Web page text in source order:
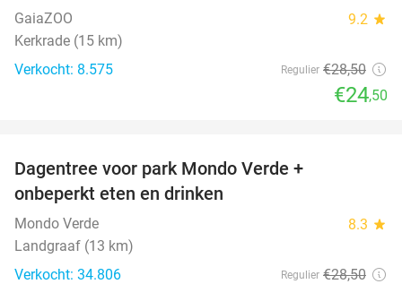
GaiaZOO 9.2 star
Kerkrade (15 km)
Verkocht: 8.575
Regulier €28,50
€24,50
Dagentree voor park Mondo Verde +
onbeperkt eten en drinken
Mondo Verde 8.3 star
Landgraaf (13 km)
Verkocht: 34.806
Regulier €28,50